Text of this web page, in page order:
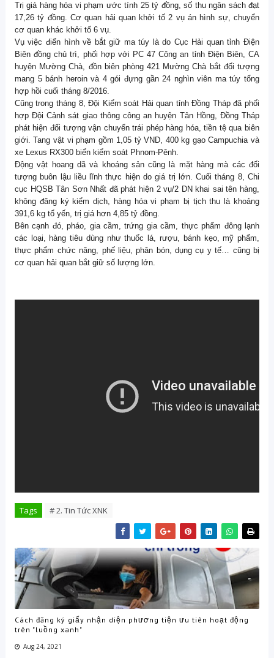
Trị giá hàng hóa vi phạm ước tính 25 tỷ đồng, số thu ngân sách đạt
17,26 tỷ đồng. Cơ quan hải quan khởi tố 2 vụ án hình sự, chuyển
cơ quan khác khởi tố 6 vụ.
Vụ việc điển hình về bắt giữ ma túy là do Cục Hải quan tỉnh Điện
Biên đồng chủ trì, phối hợp với PC 47 Công an tỉnh Điện Biên, CA
huyện Mường Chà, đồn biên phòng 421 Mường Chà bắt đối tượng
mang 5 bánh heroin và 4 gói đựng gần 24 nghìn viên ma túy tổng
hợp hồi cuối tháng 8/2016.
Cũng trong tháng 8, Đội Kiểm soát Hải quan tỉnh Đồng Tháp đã phối
hợp Đội Cảnh sát giao thông công an huyện Tân Hồng, Đồng Tháp
phát hiện đối tượng vận chuyển trái phép hàng hóa, tiền tệ qua biên
giới. Tang vật vi phạm gồm 1,05 tỷ VND, 400 kg gạo Campuchia và
xe Lexus RX300 biển kiểm soát Phnom-Pênh.
Động vật hoang dã và khoáng sản cũng là mặt hàng mà các đối
tượng buôn lậu liều lĩnh thực hiện do giá trị lớn. Cuối tháng 8, Chi
cục HQSB Tân Sơn Nhất đã phát hiện 2 vụ/2 DN khai sai tên hàng,
không đăng ký kiểm dịch, hàng hóa vi phạm bị tịch thu là khoảng
391,6 kg tổ yến, trị giá hơn 4,85 tỷ đồng.
Bên cạnh đó, pháo, gia cầm, trứng gia cầm, thực phẩm đông lạnh
các loại, hàng tiêu dùng như thuốc lá, rượu, bánh kẹo, mỹ phẩm,
thực phẩm chức năng, phế liệu, phân bón, dụng cụ y tế… cũng bị
cơ quan hải quan bắt giữ số lượng lớn.
Tags # 2. Tin Tức XNK
Cách đăng ký giấy nhận diện phương tiện ưu tiên hoạt động
trên "luồng xanh"
Aug 24, 2021